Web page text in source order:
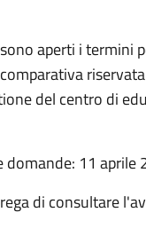
aperti i termini
del centro di
domande: 11 aprile
di consultare